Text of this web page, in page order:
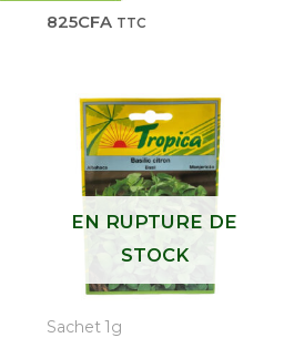
825CFA TTC
EN RUPTURE DE
STOCK
Sachet 1g